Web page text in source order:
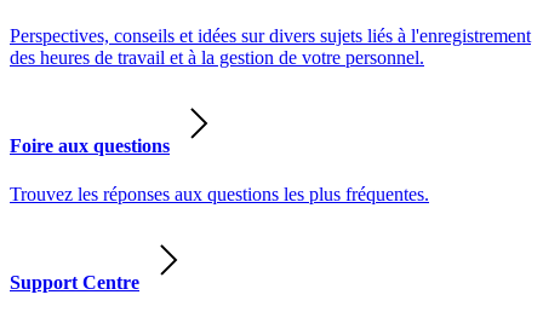
Perspectives, conseils et idées sur divers sujets liés à l'enregistrement
des heures de travail et à la gestion de votre personnel.
Foire aux questions
Trouvez les réponses aux questions les plus fréquentes.
Support Centre